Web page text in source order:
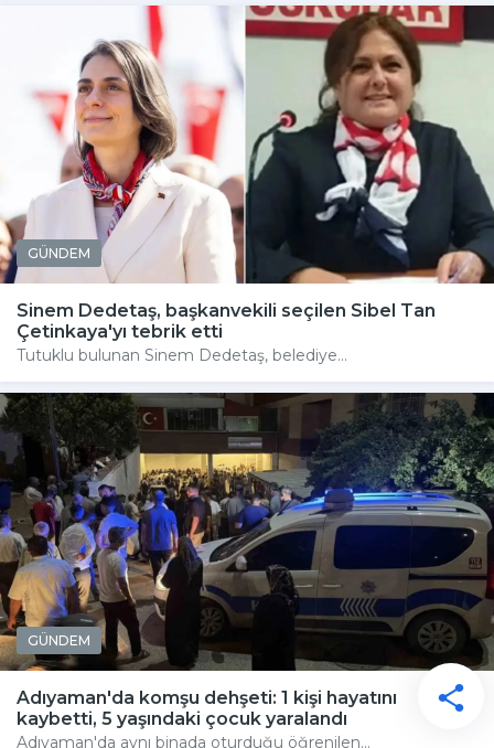
GÜNDEM
Sinem Dedetaş, başkanvekili seçilen Sibel Tan
Çetinkaya'yı tebrik etti
Tutuklu bulunan Sinem Dedetaş, belediye...
GÜNDEM
Adıyaman'da komşu dehşeti: 1 kişi hayatını
kaybetti, 5 yaşındaki çocuk yaralandı
Adıyaman'da aynı binada oturduğu öğrenilen...